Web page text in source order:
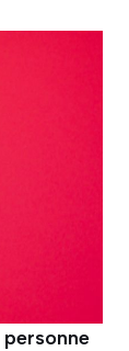
personne